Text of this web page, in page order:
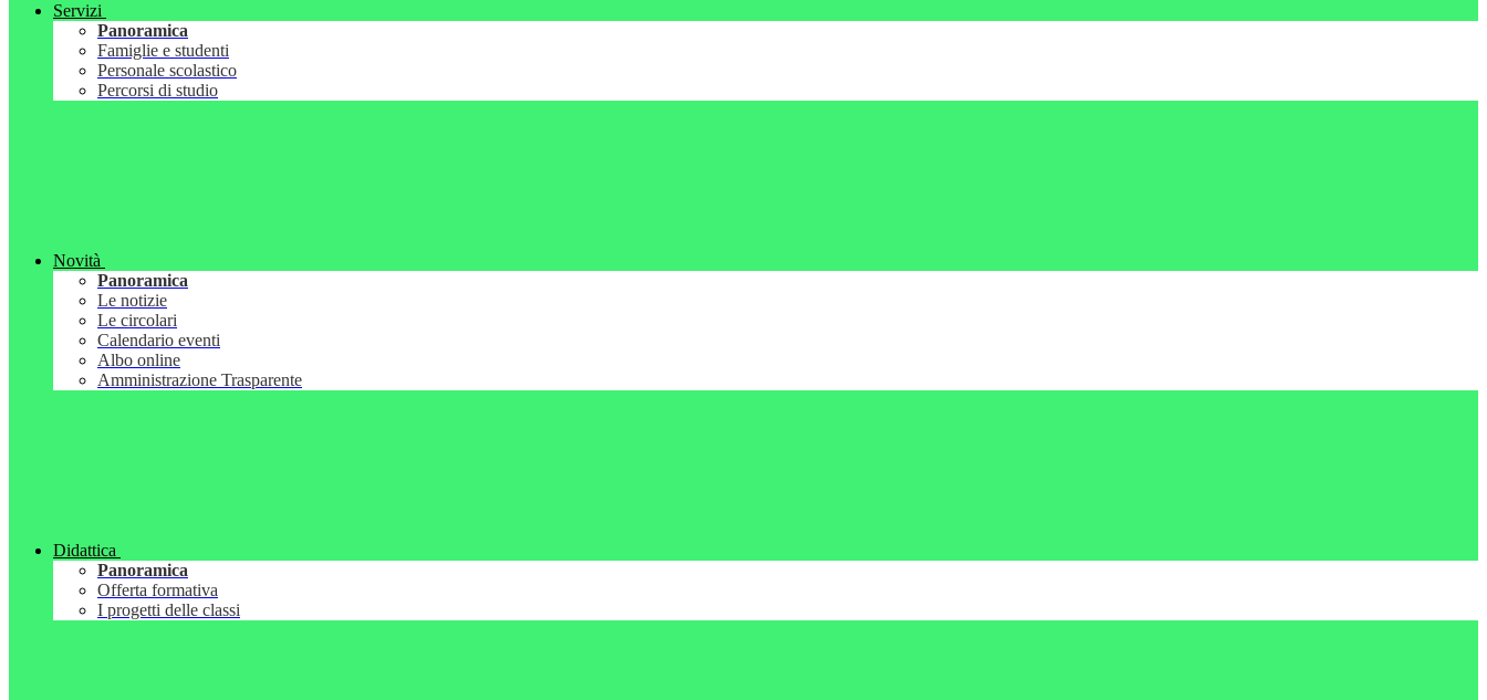
Servizi
Panoramica
Famiglie e studenti
Personale scolastico
Percorsi di studio
Novità
Panoramica
Le notizie
Le circolari
Calendario eventi
Albo online
Amministrazione Trasparente
Didattica
Panoramica
Offerta formativa
I progetti delle classi